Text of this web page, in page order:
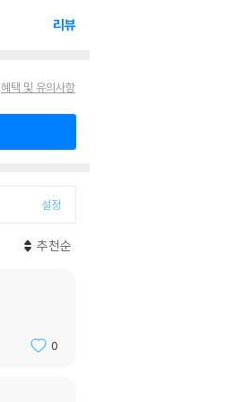
리뷰
혜택 및 유의사항
설정
추천순
0